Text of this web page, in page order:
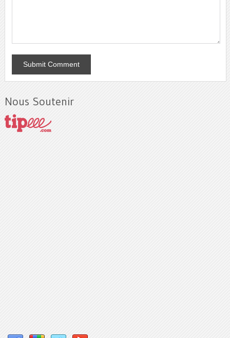
Nous Soutenir